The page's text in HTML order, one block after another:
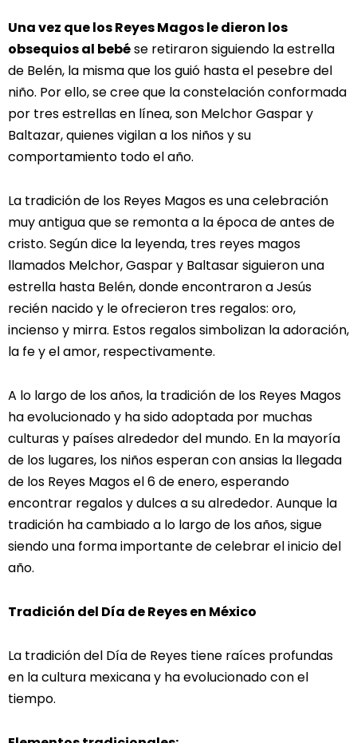
Una vez que los Reyes Magos le dieron los
obsequios al bebése retiraron siguiendo la estrella
de Belén, la misma que los guió hasta el pesebre del
niño. Por ello, se cree que la constelación conformada
por tres estrellas en línea, son Melchor Gaspar y
Baltazar, quienes vigilan a los niños y su
comportamiento todo el año.
La tradición de los Reyes Magos es una celebración
muy antigua que se remonta a la época de antes de
cristo. Según dice la leyenda, tres reyes magos
llamados Melchor, Gaspar y Baltasar siguieron una
estrella hasta Belén, donde encontraron a Jesús
recién nacido y le ofrecieron tres regalos: oro,
incienso y mirra. Estos regalos simbolizan la adoración,
la fe y el amor, respectivamente.
A lo largo de los años, la tradición de los Reyes Magos
ha evolucionado y ha sido adoptada por muchas
culturas y países alrededor del mundo. En la mayoría
de los lugares, los niños esperan con ansias la llegada
de los Reyes Magos el 6 de enero, esperando
encontrar regalos y dulces a su alrededor. Aunque la
tradición ha cambiado a lo largo de los años, sigue
siendo una forma importante de celebrar el inicio del
año.
Tradición del Día de Reyes en México
La tradición del Día de Reyes tiene raíces profundas
en la cultura mexicana y ha evolucionado con el
tiempo.